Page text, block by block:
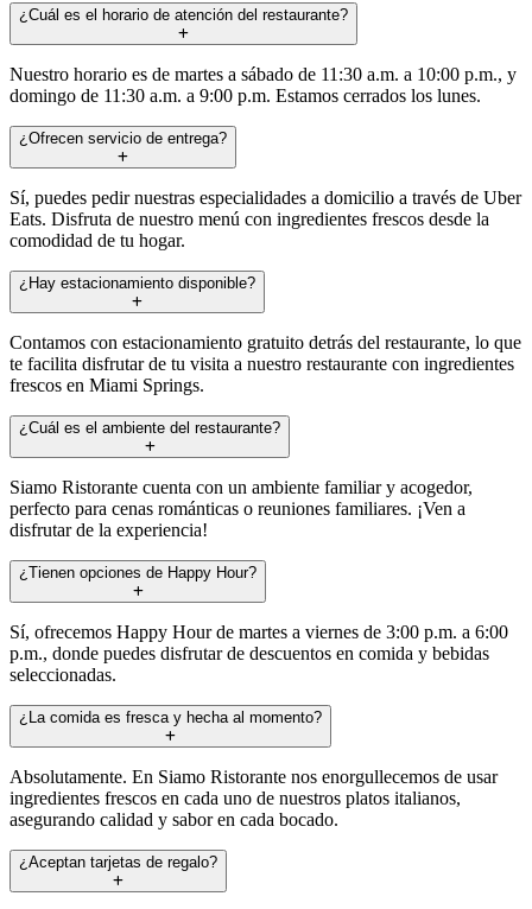
¿Cuál es el horario de atención del restaurante?
Nuestro horario es de martes a sábado de 11:30 a.m. a 10:00 p.m., y
domingo de 11:30 a.m. a 9:00 p.m. Estamos cerrados los lunes.
¿Ofrecen servicio de entrega?
Sí, puedes pedir nuestras especialidades a domicilio a través de Uber
Eats. Disfruta de nuestro menú con ingredientes frescos desde la
comodidad de tu hogar.
¿Hay estacionamiento disponible?
Contamos con estacionamiento gratuito detrás del restaurante, lo que
te facilita disfrutar de tu visita a nuestro restaurante con ingredientes
frescos en Miami Springs.
¿Cuál es el ambiente del restaurante?
Siamo Ristorante cuenta con un ambiente familiar y acogedor,
perfecto para cenas románticas o reuniones familiares. ¡Ven a
disfrutar de la experiencia!
¿Tienen opciones de Happy Hour?
Sí, ofrecemos Happy Hour de martes a viernes de 3:00 p.m. a 6:00
p.m., donde puedes disfrutar de descuentos en comida y bebidas
seleccionadas.
¿La comida es fresca y hecha al momento?
Absolutamente. En Siamo Ristorante nos enorgullecemos de usar
ingredientes frescos en cada uno de nuestros platos italianos,
asegurando calidad y sabor en cada bocado.
¿Aceptan tarjetas de regalo?